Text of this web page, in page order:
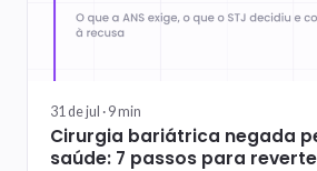
31 de jul · 9min
Cirurgia bariátrica negada
saúde: 7 passos para